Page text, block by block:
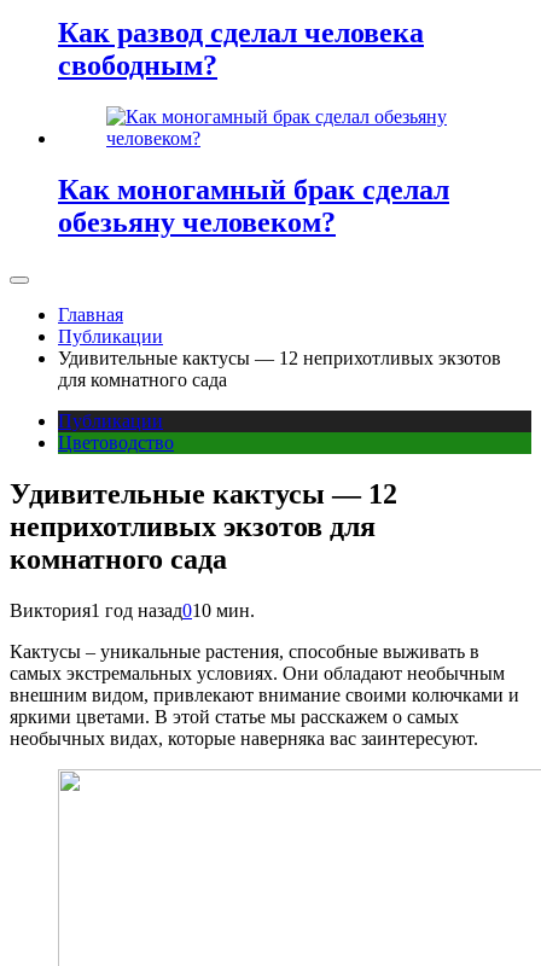
Как развод сделал человека
свободным?
Как моногамный брак сделал
обезьяну человеком?
Главная
Публикации
Удивительные кактусы — 12 неприхотливых экзотов
для комнатного сада
Публикации
Цветоводство
Удивительные кактусы — 12
неприхотливых экзотов для
комнатного сада
Виктория1 год назад010 мин.
Кактусы – уникальные растения, способные выживать в
самых экстремальных условиях. Они обладают необычным
внешним видом, привлекают внимание своими колючками и
яркими цветами. В этой статье мы расскажем о самых
необычных видах, которые наверняка вас заинтересуют.